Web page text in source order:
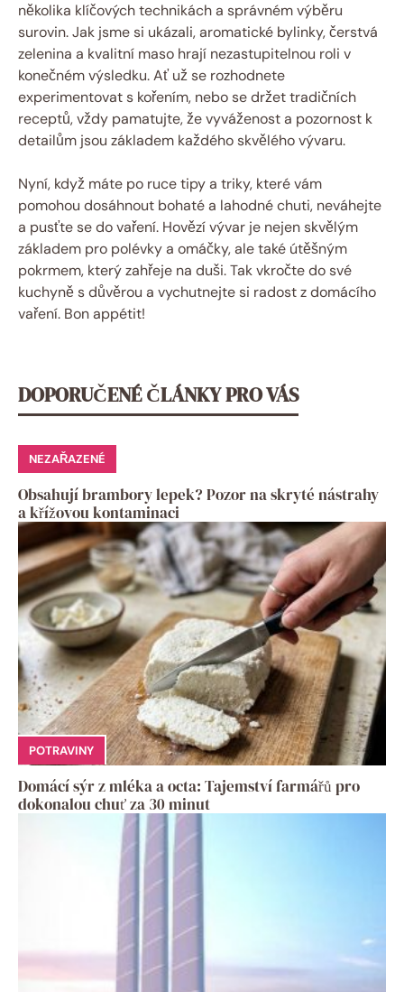
několika klíčových technikách a správném výběru
surovin. Jak jsme si ukázali, aromatické bylinky, čerstvá
zelenina a kvalitní maso hrají nezastupitelnou roli v
konečném výsledku. Ať už se rozhodnete
experimentovat s kořením, nebo se držet tradičních
receptů, vždy pamatujte, že vyváženost a pozornost k
detailům jsou základem každého skvělého vývaru.
Nyní, když máte po ruce tipy a triky, které vám
pomohou dosáhnout bohaté a lahodné chuti, neváhejte
a pusťte se do vaření. Hovězí vývar je nejen skvělým
základem pro polévky a omáčky, ale také útěšným
pokrmem, který zahřeje na duši. Tak vkročte do své
kuchyně s důvěrou a vychutnejte si radost z domácího
vaření. Bon appétit!
DOPORUČENÉ ČLÁNKY PRO VÁS
NEZAŘAZENÉ
Obsahují brambory lepek? Pozor na skryté nástrahy
a křížovou kontaminaci
POTRAVINY
Domácí sýr z mléka a octa: Tajemství farmářů pro
dokonalou chuť za 30 minut